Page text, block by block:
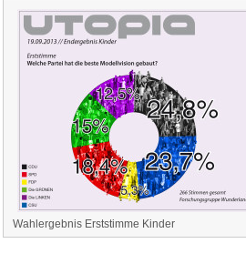
Wahlergebnis Erststimme Kinder